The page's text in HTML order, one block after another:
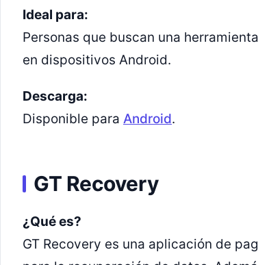
Ideal para:
Personas que buscan una
en dispositivos Android.
Descarga:
Disponible para Android.
GT Recovery
¿Qué es?
GT Recovery es una aplicación de